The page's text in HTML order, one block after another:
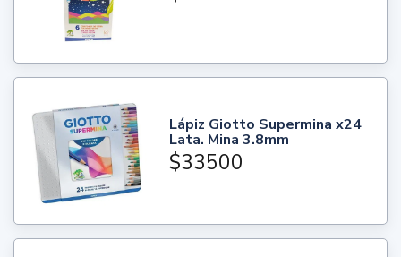
Lápiz Giotto Supermina x24
Lata. Mina 3.8mm
$33500